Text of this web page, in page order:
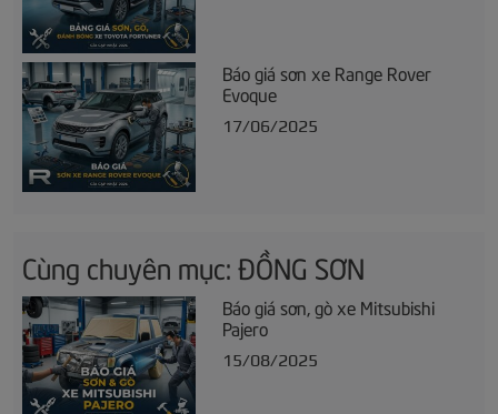
Báo giá sơn xe Range Rover
Evoque
17/06/2025
Cùng chuyên mục: ĐỒNG SƠN
Báo giá sơn, gò xe Mitsubishi
Pajero
15/08/2025